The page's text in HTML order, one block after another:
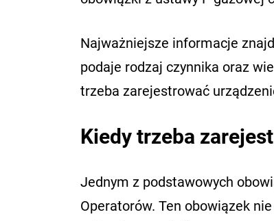
Najważniejsze informacje
podaje rodzaj czynnika oraz
trzeba zarejestrować
Kiedy trzeba
Jednym z podstawowych
Operatorów. Ten obowiązek